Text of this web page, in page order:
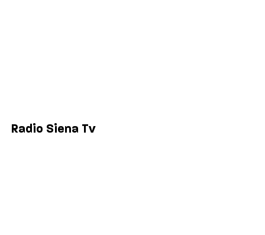
Radio Siena Tv